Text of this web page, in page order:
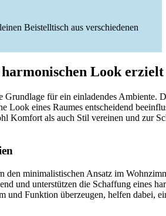
Beistelltisch aus verschiedenen
Look erzielt
Grundlage für ein einladendes Ambiente.
Look eines Raumes entscheidend
Komfort als auch Stil vereinen und zur
den minimalistischen Ansatz im
und unterstützen die Schaffung eines
und Funktion überzeugen, helfen dabei,